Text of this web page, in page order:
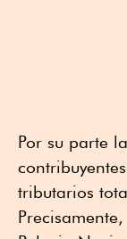
Por su parte
tributarios